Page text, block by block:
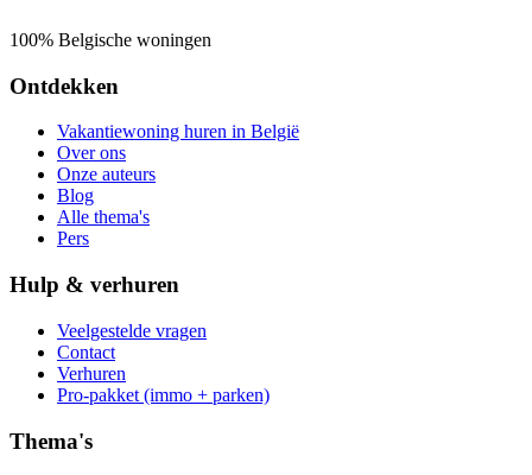
100% Belgische woningen
Ontdekken
Vakantiewoning huren in België
Over ons
Onze auteurs
Blog
Alle thema's
Pers
Hulp & verhuren
Veelgestelde vragen
Contact
Verhuren
Pro-pakket (immo + parken)
Thema's